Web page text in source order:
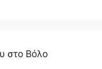
στο Βόλο